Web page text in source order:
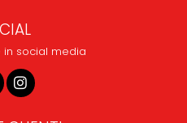
social media